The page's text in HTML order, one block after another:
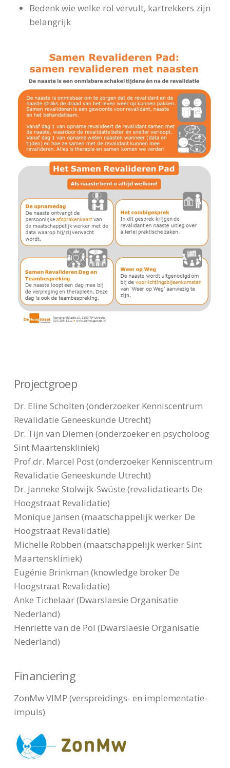
Bedenk wie welke rol vervult, kartrekkers zijn
belangrijk
Projectgroep
Dr. Eline Scholten (onderzoeker Kenniscentrum
Revalidatie Geneeskunde Utrecht)
Dr. Tijn van Diemen (onderzoeker en psycholoog
Sint Maartenskliniek)
Prof.dr. Marcel Post (onderzoeker Kenniscentrum
Revalidatie Geneeskunde Utrecht)
Dr. Janneke Stolwijk-Swüste (revalidatiearts De
Hoogstraat Revalidatie)
Monique Jansen (maatschappelijk werker De
Hoogstraat Revalidatie)
Michelle Robben (maatschappelijk werker Sint
Maartenskliniek)
Eugénie Brinkman (knowledge broker De
Hoogstraat Revalidatie)
Anke Tichelaar (Dwarslaesie Organisatie
Nederland)
Henriëtte van de Pol (Dwarslaesie Organisatie
Nederland)
Financiering
ZonMw VIMP (verspreidings- en implementatie-
impuls)